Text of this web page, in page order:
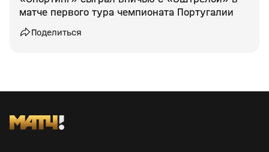
матче первого тура чемпионата Португалии
Поделиться